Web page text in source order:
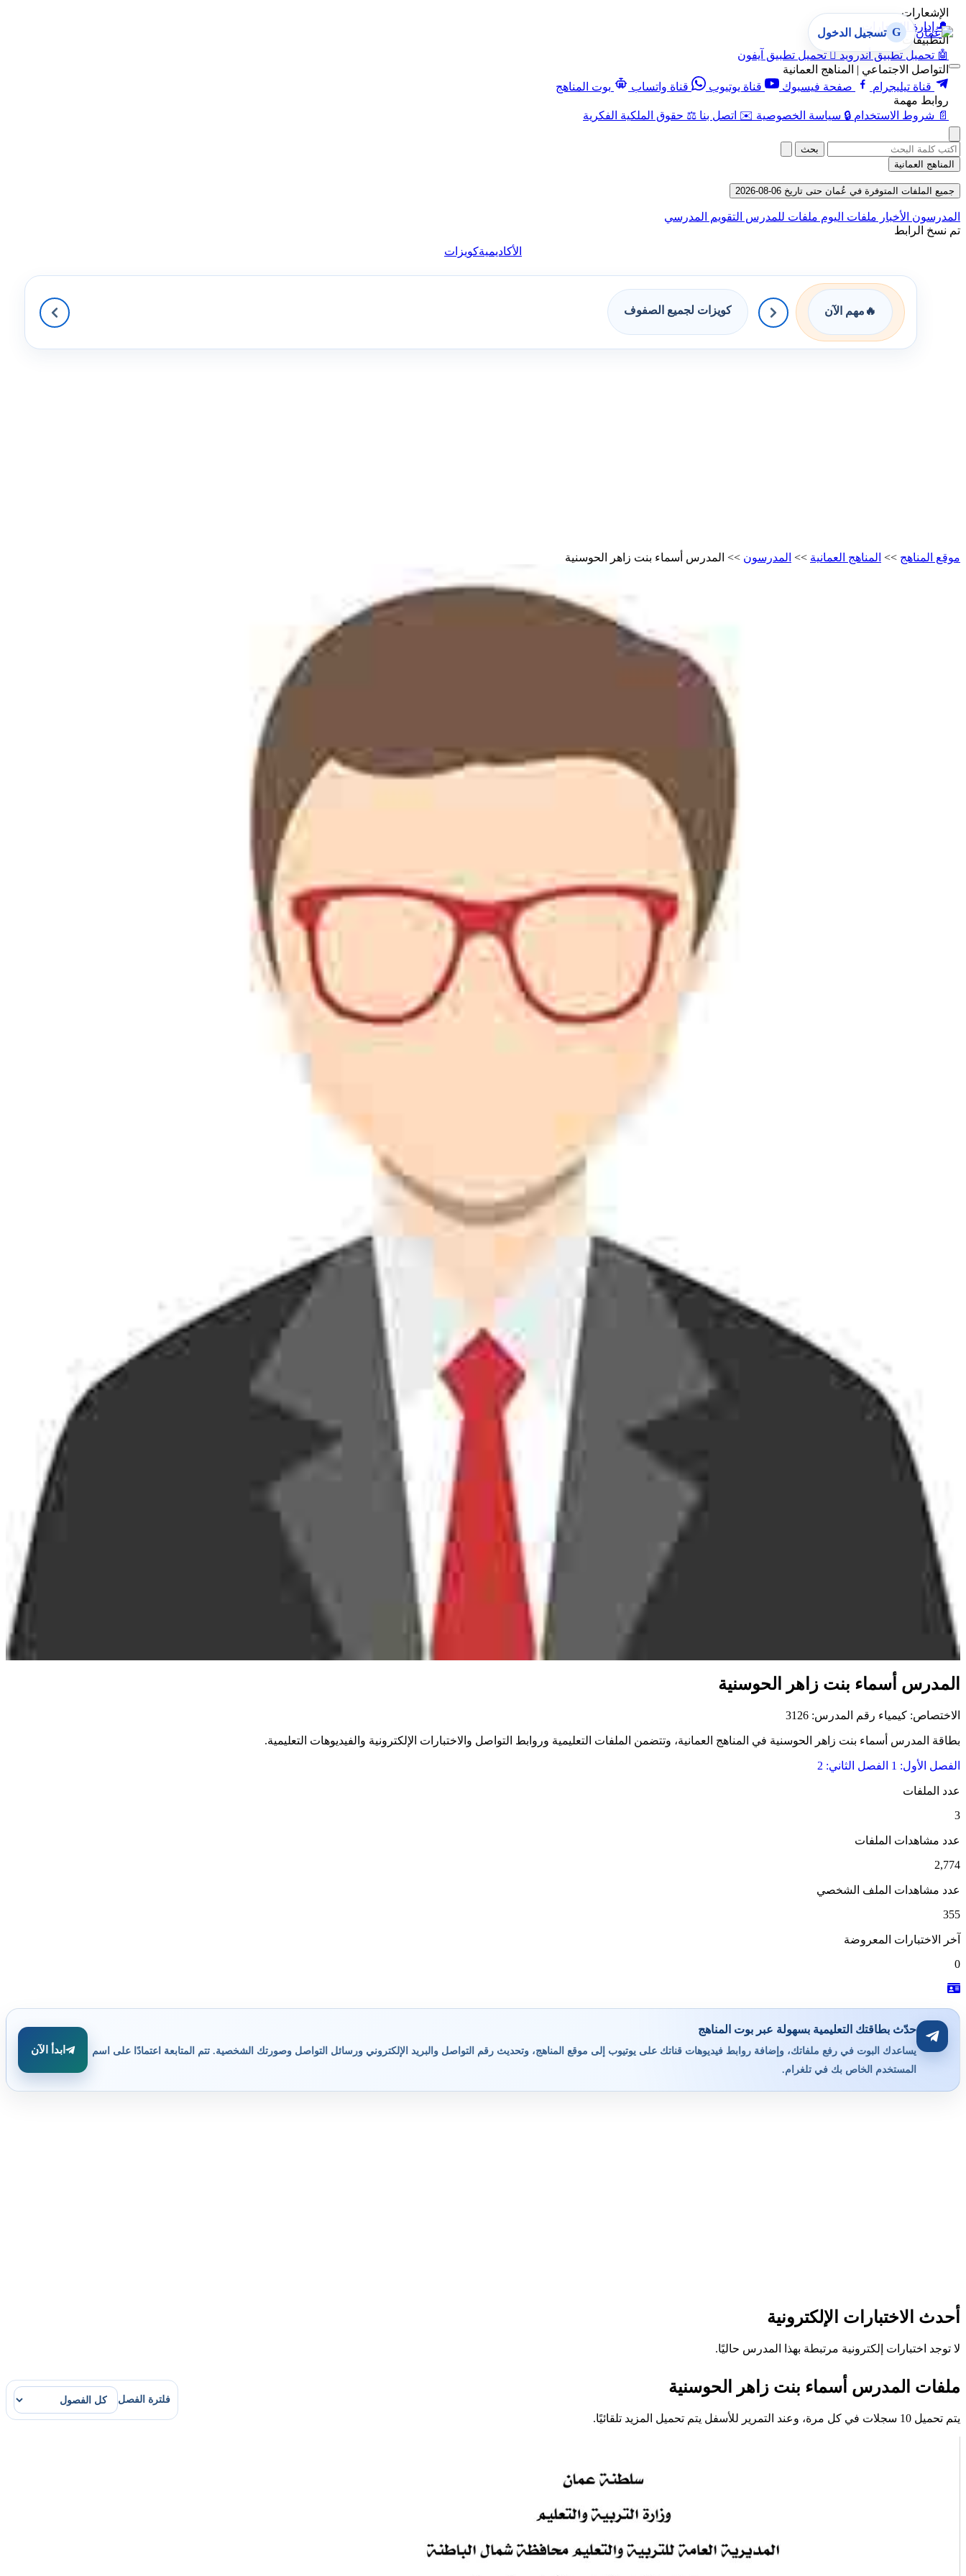
الإشعارات
🔔 إدارة الإشعارات
التطبيقات
🤖 تحميل تطبيق أندرويد  تحميل تطبيق آيفون
التواصل الاجتماعي | المناهج العمانية
قناة تيليجرام
صفحة فيسبوك قناة يوتيوب قناة واتساب
بوت المناهج
روابط مهمة
📄 شروط الاستخدام 🔒 سياسة الخصوصية ✉️ اتصل بنا ⚖️ حقوق الملكية الفكرية
G تسجيل الدخول
بحث
المناهج العمانية
جميع الملفات المتوفرة في عُمان حتى تاريخ 06-08-2026
المدرسون الأخبار ملفات اليوم ملفات للمدرس التقويم المدرسي
تم نسخ الرابط
الأكاديميةكويزات
🔥 مهم الآن كويزات لجميع الصفوف
موقع المناهج >> المناهج العمانية >> المدرسون >> المدرس أسماء بنت زاهر الحوسنية
المدرس أسماء بنت زاهر الحوسنية
الاختصاص: كيمياء رقم المدرس: 3126
بطاقة المدرس أسماء بنت زاهر الحوسنية في المناهج العمانية، وتتضمن الملفات التعليمية وروابط التواصل والاختبارات الإلكترونية والفيديوهات التعليمية.
الفصل الأول: 1 الفصل الثاني: 2
عدد الملفات
3
عدد مشاهدات الملفات
2,774
عدد مشاهدات الملف الشخصي
355
آخر الاختبارات المعروضة
0
حدّث بطاقتك التعليمية بسهولة عبر بوت المناهج
يساعدك البوت في رفع ملفاتك، وإضافة روابط فيديوهات قناتك على يوتيوب إلى موقع المناهج، وتحديث رقم التواصل والبريد الإلكتروني ورسائل التواصل وصورتك الشخصية. تتم المتابعة اعتمادًا على اسم
المستخدم الخاص بك في تلغرام.
ابدأ الآن
أحدث الاختبارات الإلكترونية
لا توجد اختبارات إلكترونية مرتبطة بهذا المدرس حاليًا.
ملفات المدرس أسماء بنت زاهر الحوسنية
يتم تحميل 10 سجلات في كل مرة، وعند التمرير للأسفل يتم تحميل المزيد تلقائيًا.
فلترة الفصل